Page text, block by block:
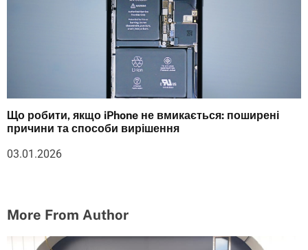
Що робити, якщо iPhone не вмикається: поширені
причини та способи вирішення
03.01.2026
More From Author